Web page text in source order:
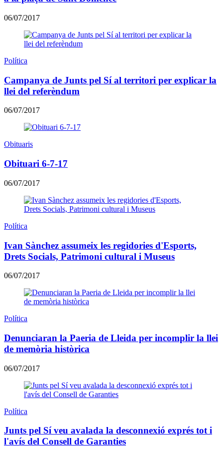
06/07/2017
Política
Campanya de Junts pel Sí al territori per explicar la
llei del referèndum
06/07/2017
Obituaris
Obituari 6-7-17
06/07/2017
Política
Ivan Sànchez assumeix les regidories d'Esports,
Drets Socials, Patrimoni cultural i Museus
06/07/2017
Política
Denunciaran la Paeria de Lleida per incomplir la llei
de memòria històrica
06/07/2017
Política
Junts pel Sí veu avalada la desconnexió exprés tot i
l'avís del Consell de Garanties